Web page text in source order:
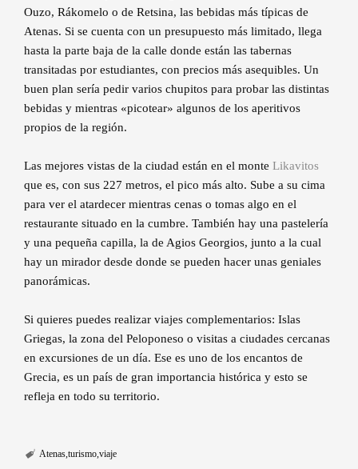
Ouzo, Rákomelo o de Retsina, las bebidas más típicas de
Atenas. Si se cuenta con un presupuesto más limitado, llega
hasta la parte baja de la calle donde están las tabernas
transitadas por estudiantes, con precios más asequibles. Un
buen plan sería pedir varios chupitos para probar las distintas
bebidas y mientras «picotear» algunos de los aperitivos
propios de la región.
Las mejores vistas de la ciudad están en el monte Likavitos
que es, con sus 227 metros, el pico más alto. Sube a su cima
para ver el atardecer mientras cenas o tomas algo en el
restaurante situado en la cumbre. También hay una pastelería
y una pequeña capilla, la de Agios Georgios, junto a la cual
hay un mirador desde donde se pueden hacer unas geniales
panorámicas.
Si quieres puedes realizar viajes complementarios: Islas
Griegas, la zona del Peloponeso o visitas a ciudades cercanas
en excursiones de un día. Ese es uno de los encantos de
Grecia, es un país de gran importancia histórica y esto se
refleja en todo su territorio.
Atenas turismo viaje